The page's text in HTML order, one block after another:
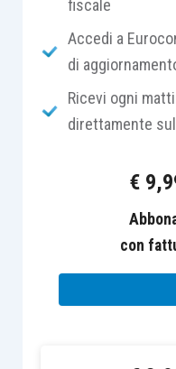
Il mercato del
Il mercato della
svariati miliardi di
sistema collaudato
credito. Una vera
utilizza per
credito e persone
315.000 nuovi
fiscale
Accedi a
di
Ricevi ogni
direttamente
€
con